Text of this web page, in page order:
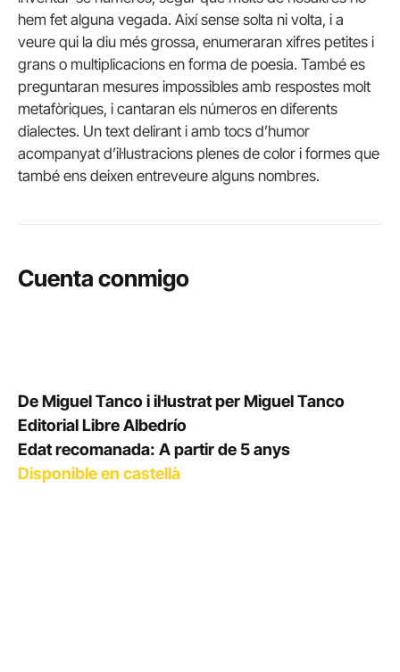
hem fet alguna vegada. Així sense solta ni volta, i a
veure qui la diu més grossa, enumeraran xifres petites i
grans o multiplicacions en forma de poesia. També es
preguntaran mesures impossibles amb respostes molt
metafòriques, i cantaran els números en diferents
dialectes. Un text delirant i amb tocs d’humor
acompanyat d’il·lustracions plenes de color i formes que
també ens deixen entreveure alguns nombres.
Cuenta conmigo
De Miguel Tanco i il·lustrat per Miguel Tanco
Editorial Libre Albedrío
Edat recomanada: A partir de 5 anys
Disponible en castellà